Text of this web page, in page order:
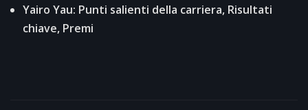
Yairo Yau: Punti salienti della carriera, Risultati
chiave, Premi